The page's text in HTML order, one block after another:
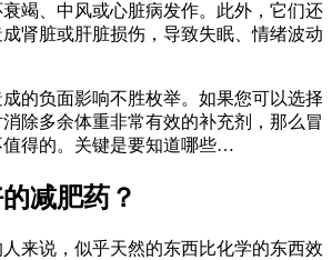
竭、中风或心脏病发作。此外，它们还
肾脏或肝脏损伤，导致失眠、情绪波动
的负面影响不胜枚举。如果您可以选择
除多余体重非常有效的补充剂，那么冒
得的。关键是要知道哪些…
减肥药？
来说，似乎天然的东西比化学的东西效